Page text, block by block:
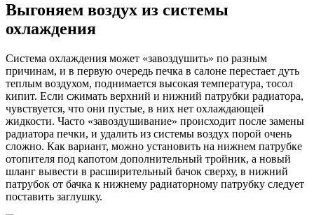
Выгоняем воздух из системы
охлаждения
Система охлаждения может «завоздушить» по разным
причинам, и в первую очередь печка в салоне перестает дуть
теплым воздухом, поднимается высокая температура, тосол
кипит. Если сжимать верхний и нижний патрубки радиатора,
чувствуется, что они пустые, в них нет охлаждающей
жидкости. Часто «завоздушивание» происходит после замены
радиатора печки, и удалить из системы воздух порой очень
сложно. Как вариант, можно установить на нижнем патрубке
отопителя под капотом дополнительный тройник, а новый
шланг вывести в расширительный бачок сверху, в нижний
патрубок от бачка к нижнему радиаторному патрубку следует
поставить заглушку.